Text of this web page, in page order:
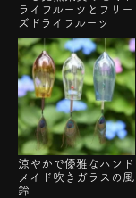
ライフルーツとフリー
ズドライフルーツ
涼やかで優雅なハンド
メイド吹きガラスの風
鈴